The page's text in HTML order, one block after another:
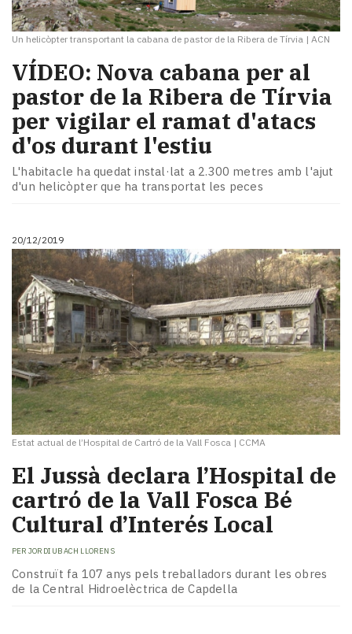
Un helicòpter transportant la cabana de pastor de la Ribera de Tírvia | ACN
​VÍDEO: Nova cabana per al
pastor de la Ribera de Tírvia
per vigilar el ramat d'atacs
d'os durant l'estiu
L'habitacle ha quedat instal·lat a 2.300 metres amb l'ajut
d'un helicòpter que ha transportat les peces
20/12/2019
Estat actual de l’Hospital de Cartró de la Vall Fosca | CCMA
El Jussà declara l’Hospital de
cartró de la Vall Fosca Bé
Cultural d’Interés Local
PER JORDI UBACH LLORENS
Construït fa 107 anys pels treballadors durant les obres
de la Central Hidroelèctrica de Capdella